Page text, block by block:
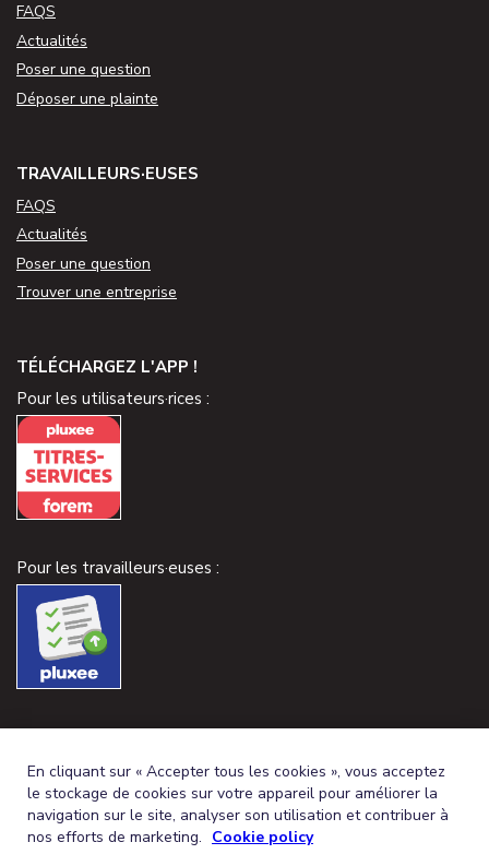
FAQS
Actualités
Poser une question
Déposer une plainte
TRAVAILLEURS·EUSES
FAQS
Actualités
Poser une question
Trouver une entreprise
TÉLÉCHARGEZ L'APP !
Pour les utilisateurs·rices :
Pour les travailleurs·euses :
En cliquant sur « Accepter tous les cookies », vous acceptez
le stockage de cookies sur votre appareil pour améliorer la
navigation sur le site, analyser son utilisation et contribuer à
nos efforts de marketing. Cookie policy